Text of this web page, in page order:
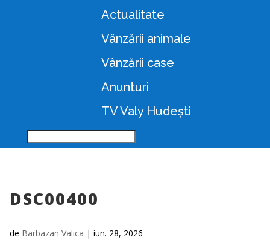
Actualitate
Vânzării animale
Vânzării case
Anunturi
TV Valy Hudești
DSC00400
de Barbazan Valica | iun. 28, 2026